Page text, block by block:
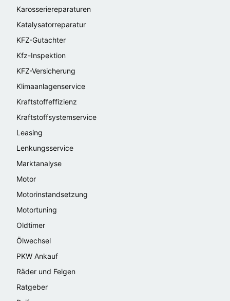
Karosseriereparaturen
Katalysatorreparatur
KFZ-Gutachter
Kfz-Inspektion
KFZ-Versicherung
Klimaanlagenservice
Kraftstoffeffizienz
Kraftstoffsystemservice
Leasing
Lenkungsservice
Marktanalyse
Motor
Motorinstandsetzung
Motortuning
Oldtimer
Ölwechsel
PKW Ankauf
Räder und Felgen
Ratgeber